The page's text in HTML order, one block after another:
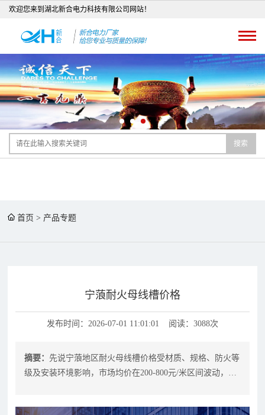
欢迎您来到湖北新合电力科技有限公司网站！
搜索
首页 > 产品专题
宁蒗耐火母线槽价格
发布时间：2026-07-01 11:01:01 阅读：3088次
摘要：先说宁蒗地区耐火母线槽价格受材质、规格、防火等
级及安装环境影响，市场均价在200-800元/米区间波动，选